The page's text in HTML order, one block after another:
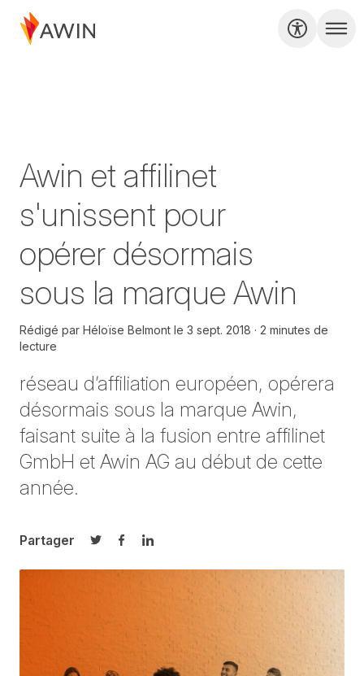
Awin et affilinet
s'unissent pour
opérer désormais
sous la marque Awin
Rédigé par Héloïse Belmont le 3 sept. 2018
2 minutes de
lecture
réseau d’affiliation européen, opérera
désormais sous la marque Awin,
faisant suite à la fusion entre affilinet
GmbH et Awin AG au début de cette
année.
Partager
Partager sur Twitter
Partager sur Facebook
Partager sur LinkedIn